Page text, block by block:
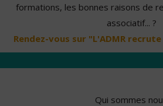
formations, les bonnes raisons de
associatif... ?
Rendez-vous sur "L'ADMR
Qui sommes